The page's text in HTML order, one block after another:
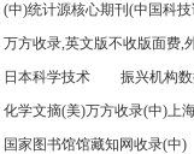
(中)统计源核心期刊(中国科
万方收录,英文版不收版面费,
日本科学技术
振兴机构
化学文摘(美)万方收录(中)上
国家图书馆馆藏知网收录(中)